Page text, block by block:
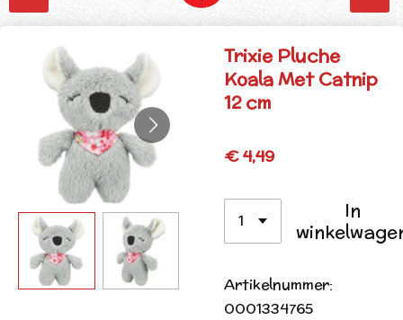
Trixie Pluche
Koala Met Catnip
12 cm
€ 4,49
In
Artikelnummer:
0001334765